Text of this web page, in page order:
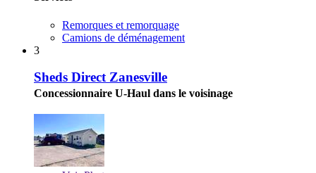
Remorques et remorquage
Camions de déménagement
3
Sheds Direct Zanesville
Concessionnaire U-Haul dans le voisinage